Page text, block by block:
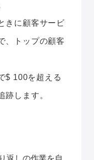
きに顧客サービ
、トップの顧客
$ 100を超える
跡します。
返しの作業を自